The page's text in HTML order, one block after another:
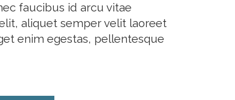
faucibus id arcu vitae
aliquet semper velit laoreet
enim egestas, pellentesque